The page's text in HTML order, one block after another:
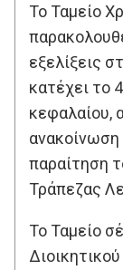
To Ταμείο
εξελίξεις
κατέχει το
κεφαλαίου,
παραίτηση
Τράπεζας
Το Ταμείο